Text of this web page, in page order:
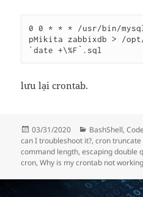
0 0 * * * /usr/bin/
pMikita zabbixdb > /
`date +\%F`.sql
lưu lại crontab.
Đăng
vào
ngày
03/31/2020
Danh
mục
BashShell,Code
can I troubleshoot it?,cron
command length,escaping double
cron,Why is my crontab not working